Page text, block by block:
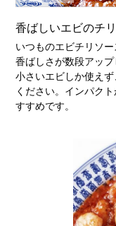
香ばしいエビのチ
いつものエビチリソ
香ばしさが数段アッ
小さいエビしか使え
ください。インパク
すすめです。